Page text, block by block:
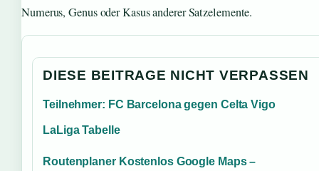
Numerus, Genus oder Kasus anderer Satzelemente.
DIESE BEITRAGE NICHT VERPASSEN
Teilnehmer: FC Barcelona gegen Celta Vigo
LaLiga Tabelle
Routenplaner Kostenlos Google Maps –